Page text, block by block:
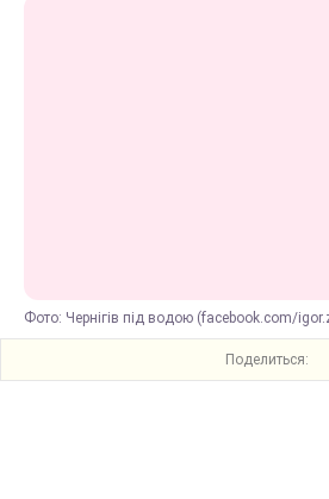
Фото: Чернігів під водою (facebook.com/
Поделиться: